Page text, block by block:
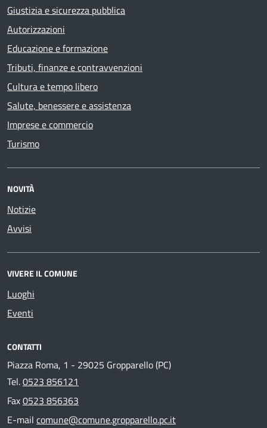
Giustizia e sicurezza pubblica
Autorizzazioni
Educazione e formazione
Tributi, finanze e contravvenzioni
Cultura e tempo libero
Salute, benessere e assistenza
Imprese e commercio
Turismo
NOVITÀ
Notizie
Avvisi
VIVERE IL COMUNE
Luoghi
Eventi
CONTATTI
Piazza Roma, 1 - 29025 Gropparello (PC)
Tel.0523 856121
Fax0523 856363
E-mail comune@comune.gropparello.pc.it